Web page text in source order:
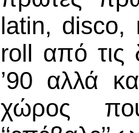
latin, disco,
roll από τις
’90 αλλά
χώρος